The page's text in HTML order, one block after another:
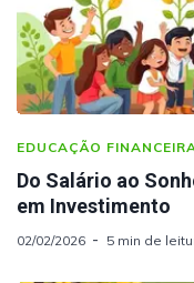
EDUCAÇÃO
Do Salário ao
em Investimento
02/02/2026 5 min de